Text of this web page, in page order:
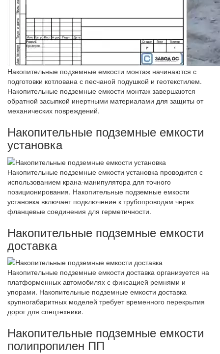
Накопительные подземные емкости монтаж начинаются с
подготовки котлована с песчаной подушкой и геотекстилем.
Накопительные подземные емкости монтаж завершаются
обратной засыпкой инертными материалами для защиты от
механических повреждений.
Накопительные подземные емкости
установка
Накопительные подземные емкости установка проводится с
использованием крана-манипулятора для точного
позиционирования. Накопительные подземные емкости
установка включает подключение к трубопроводам через
фланцевые соединения для герметичности.
Накопительные подземные емкости
доставка
Накопительные подземные емкости доставка организуется на
платформенных автомобилях с фиксацией ремнями и
упорами. Накопительные подземные емкости доставка
крупногабаритных моделей требует временного перекрытия
дорог для спецтехники.
Накопительные подземные емкости
полипропилен ПП